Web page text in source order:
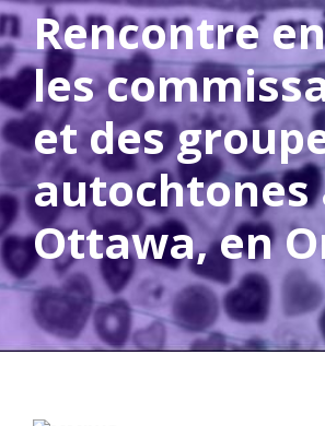
Rencontre
les
et des
autochtones
Ottawa, en